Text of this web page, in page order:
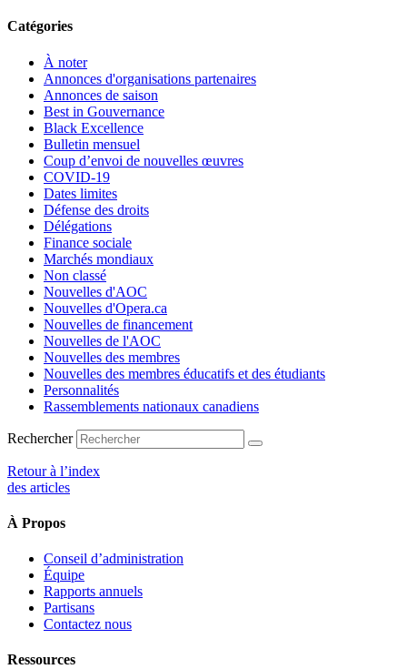
Catégories
À noter
Annonces d'organisations partenaires
Annonces de saison
Best in Gouvernance
Black Excellence
Bulletin mensuel
Coup d’envoi de nouvelles œuvres
COVID-19
Dates limites
Défense des droits
Délégations
Finance sociale
Marchés mondiaux
Non classé
Nouvelles d'AOC
Nouvelles d'Opera.ca
Nouvelles de financement
Nouvelles de l'AOC
Nouvelles des membres
Nouvelles des membres éducatifs et des étudiants
Personnalités
Rassemblements nationaux canadiens
Rechercher
Retour à l’index
des articles
À Propos
Conseil d’administration
Équipe
Rapports annuels
Partisans
Contactez nous
Ressources